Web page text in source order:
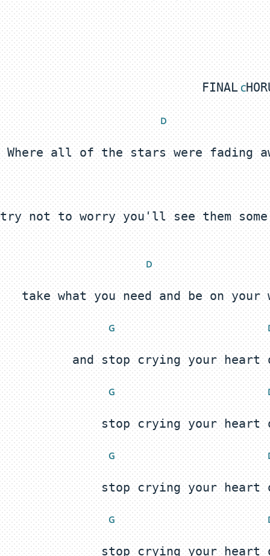
FINAL C
D
try not to worry you'll see them some
D
G
G
G
G
stop crying your heart